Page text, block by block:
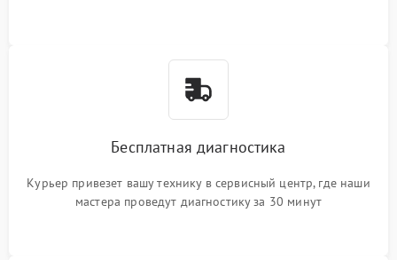
Бесплатная диагностика
Курьер привезет вашу технику в сервисный центр, где наши
мастера проведут диагностику за 30 минут